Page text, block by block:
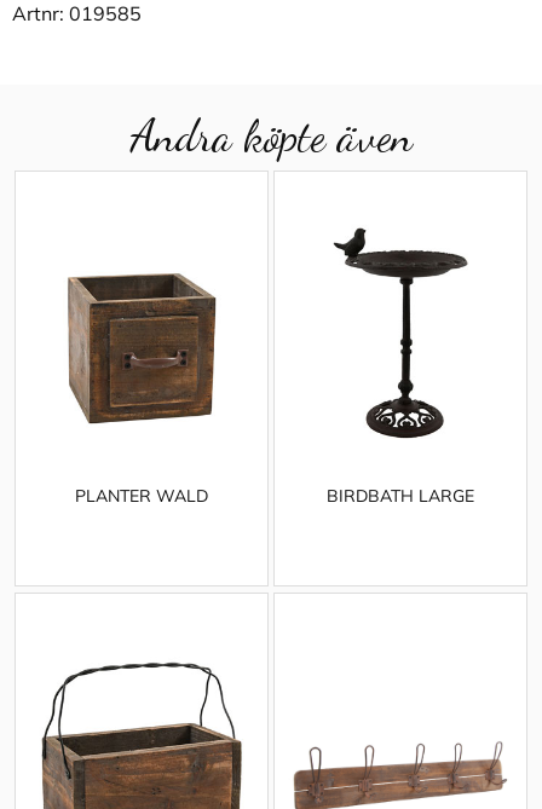
Artnr: 019585
Andra köpte även
PLANTER WALD BIRDBATH LARGE